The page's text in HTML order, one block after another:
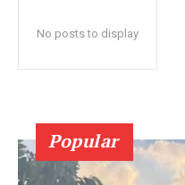
No posts to display
Popular